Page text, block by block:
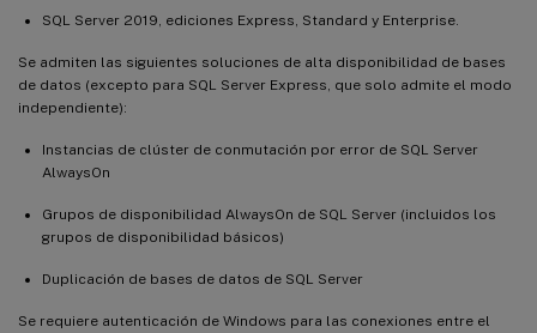
SQL Server 2019, ediciones Express, Standard y Enterprise.
Se admiten las siguientes soluciones de alta disponibilidad de bases
de datos (excepto para SQL Server Express, que solo admite el modo
independiente):
Instancias de clúster de conmutación por error de SQL Server
AlwaysOn
Grupos de disponibilidad AlwaysOn de SQL Server (incluidos los
grupos de disponibilidad básicos)
Duplicación de bases de datos de SQL Server
Se requiere autenticación de Windows para las conexiones entre el